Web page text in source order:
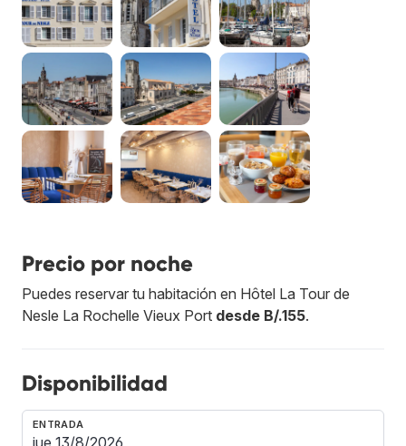
Precio por noche
Puedes reservar tu habitación en Hôtel La Tour de
Nesle La Rochelle Vieux Port desde B/.155.
Disponibilidad
ENTRADA